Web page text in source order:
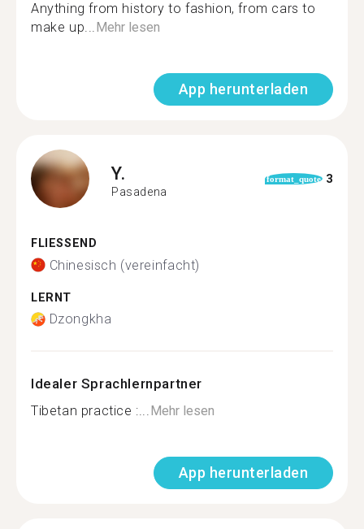
Anything from history to fashion, from cars to
make up...Mehr lesen
App herunterladen
Y.
Pasadena
format_quote 3
FLIESSEND
Chinesisch (vereinfacht)
LERNT
Dzongkha
Idealer Sprachlernpartner
Tibetan practice :...Mehr lesen
App herunterladen